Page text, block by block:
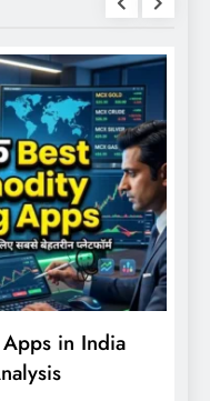
मजबूत शुरुआत के
खरीदारी पर निवेशकों